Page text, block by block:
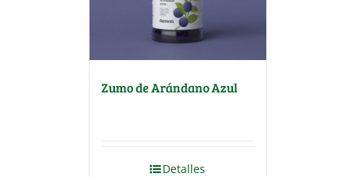
Zumo de Arándano Azul
Detalles